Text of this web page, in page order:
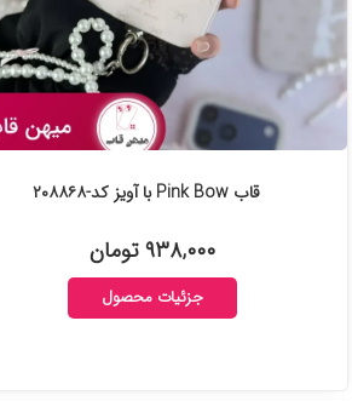
قاب Pink Bow با آویز کد-۲۰۸۸۶۸
۹۳۸,۰۰۰ تومان
جزئیات محصول